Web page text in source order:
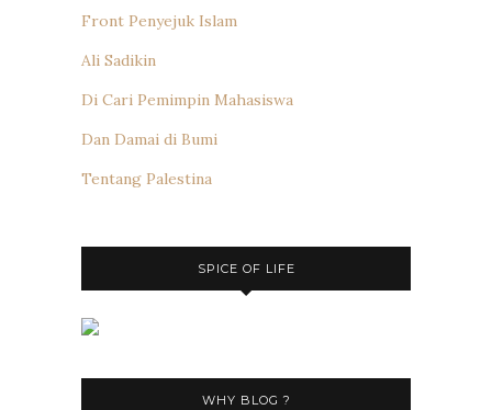
Front Penyejuk Islam
Ali Sadikin
Di Cari Pemimpin Mahasiswa
Dan Damai di Bumi
Tentang Palestina
SPICE OF LIFE
WHY BLOG ?